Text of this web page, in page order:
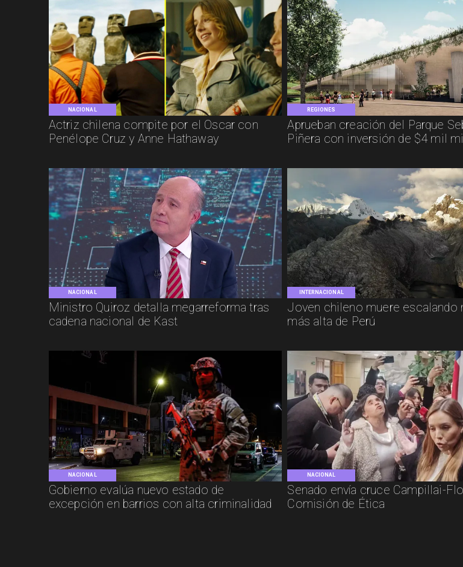
NACIONAL
Actriz chilena compite por el Oscar con
Penélope Cruz y Anne Hathaway
REGIONES
Aprueban creación del Parque
Piñera con inversión de $4 mil
NACIONAL
Ministro Quiroz detalla megarreforma tras
cadena nacional de Kast
INTERNACIONAL
Joven chileno muere escalando
más alta de Perú
NACIONAL
Gobierno evalúa nuevo estado de
excepción en barrios con alta criminalidad
NACIONAL
Senado envía cruce Campillai-
Comisión de Ética